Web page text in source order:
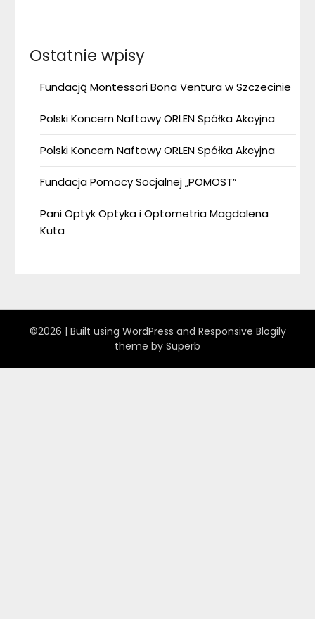
Ostatnie wpisy
Fundacją Montessori Bona Ventura w Szczecinie
Polski Koncern Naftowy ORLEN Spółka Akcyjna
Polski Koncern Naftowy ORLEN Spółka Akcyjna
Fundacja Pomocy Socjalnej „POMOST”
Pani Optyk Optyka i Optometria Magdalena
Kuta
©2026 | Built using WordPress and Responsive Blogily
theme by Superb